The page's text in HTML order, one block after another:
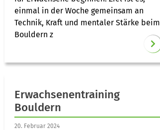
einmal in der Woche gemeinsam an
Technik, Kraft und mentaler Stärke beim
Bouldern z
Erwachsenentraining
Bouldern
20. Februar 2024